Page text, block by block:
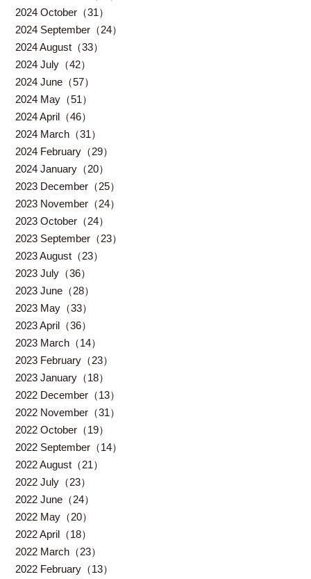
2024 October（31）
2024 September（24）
2024 August（33）
2024 July（42）
2024 June（57）
2024 May（51）
2024 April（46）
2024 March（31）
2024 February（29）
2024 January（20）
2023 December（25）
2023 November（24）
2023 October（24）
2023 September（23）
2023 August（23）
2023 July（36）
2023 June（28）
2023 May（33）
2023 April（36）
2023 March（14）
2023 February（23）
2023 January（18）
2022 December（13）
2022 November（31）
2022 October（19）
2022 September（14）
2022 August（21）
2022 July（23）
2022 June（24）
2022 May（20）
2022 April（18）
2022 March（23）
2022 February（13）